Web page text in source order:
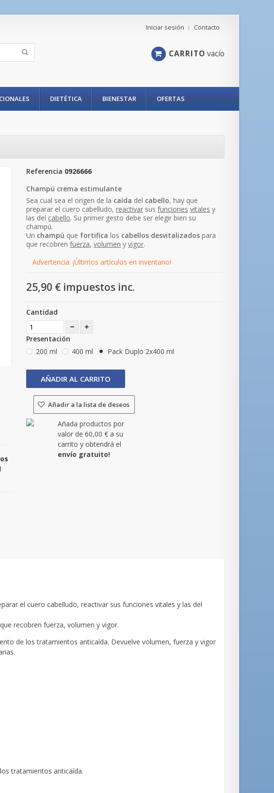
Contacto
Iniciar sesión
CARRITO vacío
DIETÉTICA BIENESTAR OFERTAS
Referencia 0926666
Champú crema estimulante
Sea cual sea el origen de la caída del cabello, hay que
preparar el cuero cabelludo,reactivar susfunciones vitales y
las del cabello. Su primer gesto debe ser elegir bien su
champú.
Un champú que fortifica los cabellos desvitalizados para
que recobrenfuerza,volumen yvigor.
Advertencia: ¡Últimos artículos en inventario!
25,90 € impuestos inc.
Cantidad
Presentación
200 ml
400 ml Pack Duplo 2x400 ml
AÑADIR AL CARRITO
Añadir a la lista de deseos
Añada productos por
valor de60,00 € a su
carrito y obtendrá el
envío gratuito!
el cuero cabelludo, reactivar sus funciones vitales y las del
recobren fuerza, volumen y vigor.
de los tratamientos anticaída. Devuelve volumen, fuerza y vigor
tratamientos anticaída.